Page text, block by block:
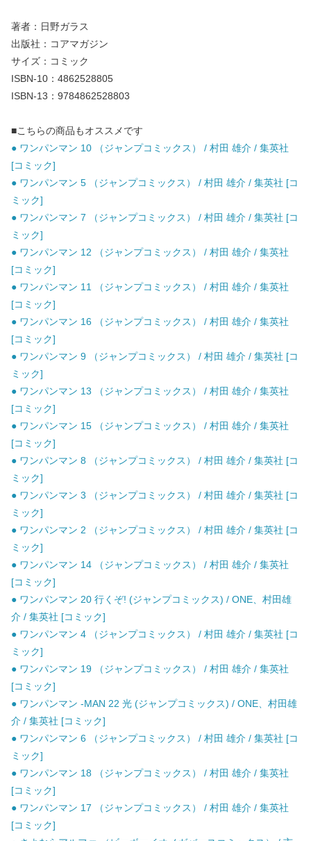
著者：日野ガラス
出版社：コアマガジン
サイズ：コミック
ISBN-10：4862528805
ISBN-13：9784862528803
■こちらの商品もオススメです
● ワンパンマン 10 （ジャンプコミックス） / 村田 雄介 / 集英社
[コミック]
● ワンパンマン 5 （ジャンプコミックス） / 村田 雄介 / 集英社 [コ
ミック]
● ワンパンマン 7 （ジャンプコミックス） / 村田 雄介 / 集英社 [コ
ミック]
● ワンパンマン 12 （ジャンプコミックス） / 村田 雄介 / 集英社
[コミック]
● ワンパンマン 11 （ジャンプコミックス） / 村田 雄介 / 集英社
[コミック]
● ワンパンマン 16 （ジャンプコミックス） / 村田 雄介 / 集英社
[コミック]
● ワンパンマン 9 （ジャンプコミックス） / 村田 雄介 / 集英社 [コ
ミック]
● ワンパンマン 13 （ジャンプコミックス） / 村田 雄介 / 集英社
[コミック]
● ワンパンマン 15 （ジャンプコミックス） / 村田 雄介 / 集英社
[コミック]
● ワンパンマン 8 （ジャンプコミックス） / 村田 雄介 / 集英社 [コ
ミック]
● ワンパンマン 3 （ジャンプコミックス） / 村田 雄介 / 集英社 [コ
ミック]
● ワンパンマン 2 （ジャンプコミックス） / 村田 雄介 / 集英社 [コ
ミック]
● ワンパンマン 14 （ジャンプコミックス） / 村田 雄介 / 集英社
[コミック]
● ワンパンマン 20 行くぞ! (ジャンプコミックス) / ONE、村田雄
介 / 集英社 [コミック]
● ワンパンマン 4 （ジャンプコミックス） / 村田 雄介 / 集英社 [コ
ミック]
● ワンパンマン 19 （ジャンプコミックス） / 村田 雄介 / 集英社
[コミック]
● ワンパンマン -MAN 22 光 (ジャンプコミックス) / ONE、村田雄
介 / 集英社 [コミック]
● ワンパンマン 6 （ジャンプコミックス） / 村田 雄介 / 集英社 [コ
ミック]
● ワンパンマン 18 （ジャンプコミックス） / 村田 雄介 / 集英社
[コミック]
● ワンパンマン 17 （ジャンプコミックス） / 村田 雄介 / 集英社
[コミック]